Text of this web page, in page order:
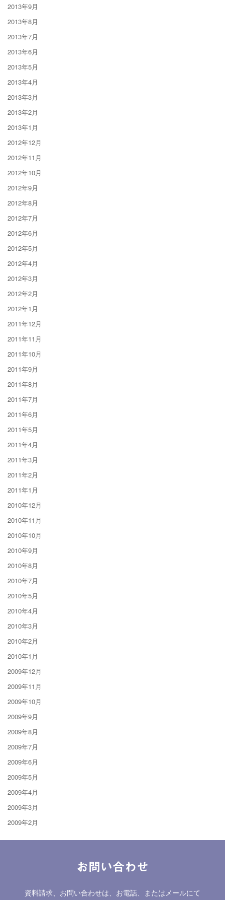
2013年9月
2013年8月
2013年7月
2013年6月
2013年5月
2013年4月
2013年3月
2013年2月
2013年1月
2012年12月
2012年11月
2012年10月
2012年9月
2012年8月
2012年7月
2012年6月
2012年5月
2012年4月
2012年3月
2012年2月
2012年1月
2011年12月
2011年11月
2011年10月
2011年9月
2011年8月
2011年7月
2011年6月
2011年5月
2011年4月
2011年3月
2011年2月
2011年1月
2010年12月
2010年11月
2010年10月
2010年9月
2010年8月
2010年7月
2010年5月
2010年4月
2010年3月
2010年2月
2010年1月
2009年12月
2009年11月
2009年10月
2009年9月
2009年8月
2009年7月
2009年6月
2009年5月
2009年4月
2009年3月
2009年2月
お問い合わせ
資料請求、お問い合わせは、お電話、またはメールにて